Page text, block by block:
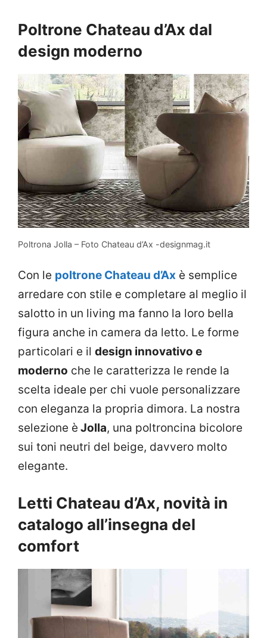
Poltrone Chateau d’Ax dal
design moderno
Poltrona Jolla – Foto Chateau d’Ax -designmag.it
Con le poltrone Chateau d’Ax è semplice
arredare con stile e completare al meglio il
salotto in un living ma fanno la loro bella
figura anche in camera da letto. Le forme
particolari e il design innovativo e
moderno che le caratterizza le rende la
scelta ideale per chi vuole personalizzare
con eleganza la propria dimora. La nostra
selezione è Jolla, una poltroncina bicolore
sui toni neutri del beige, davvero molto
elegante.
Letti Chateau d’Ax, novità in
catalogo all’insegna del
comfort